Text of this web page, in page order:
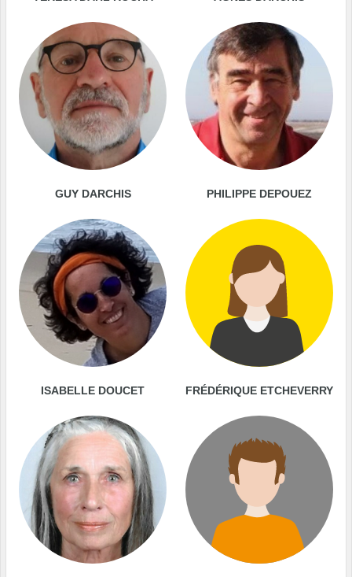
GUY DARCHIS PHILIPPE DEPOUEZ
ISABELLE DOUCET FRÉDÉRIQUE ETCHEVERRY